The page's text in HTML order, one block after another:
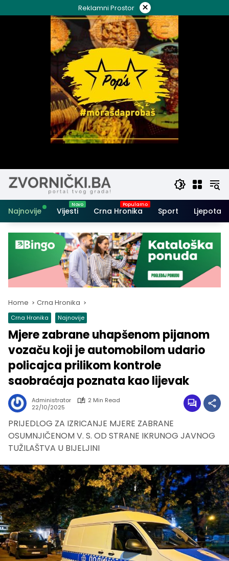
to
Reklamni Prostor ×
Najnovije Vijesti Crna Hronika Sport Ljepota i
Home Crna Hronika
Crna Hronika Najnovije
Mjere zabrane uhapšenom pijanom
vozaču koji je automobilom udario
policajca prilikom kontrole
saobraćaja poznata kao lijevak
Administrator
2 Min Read
22/10/2025
PRIJEDLOG ZA IZRICANJE MJERE ZABRANE
OSUMNJIČENOM V. S. OD STRANE IKRUNOG JAVNOG
TUŽILAŠTVA U BIJELJINI